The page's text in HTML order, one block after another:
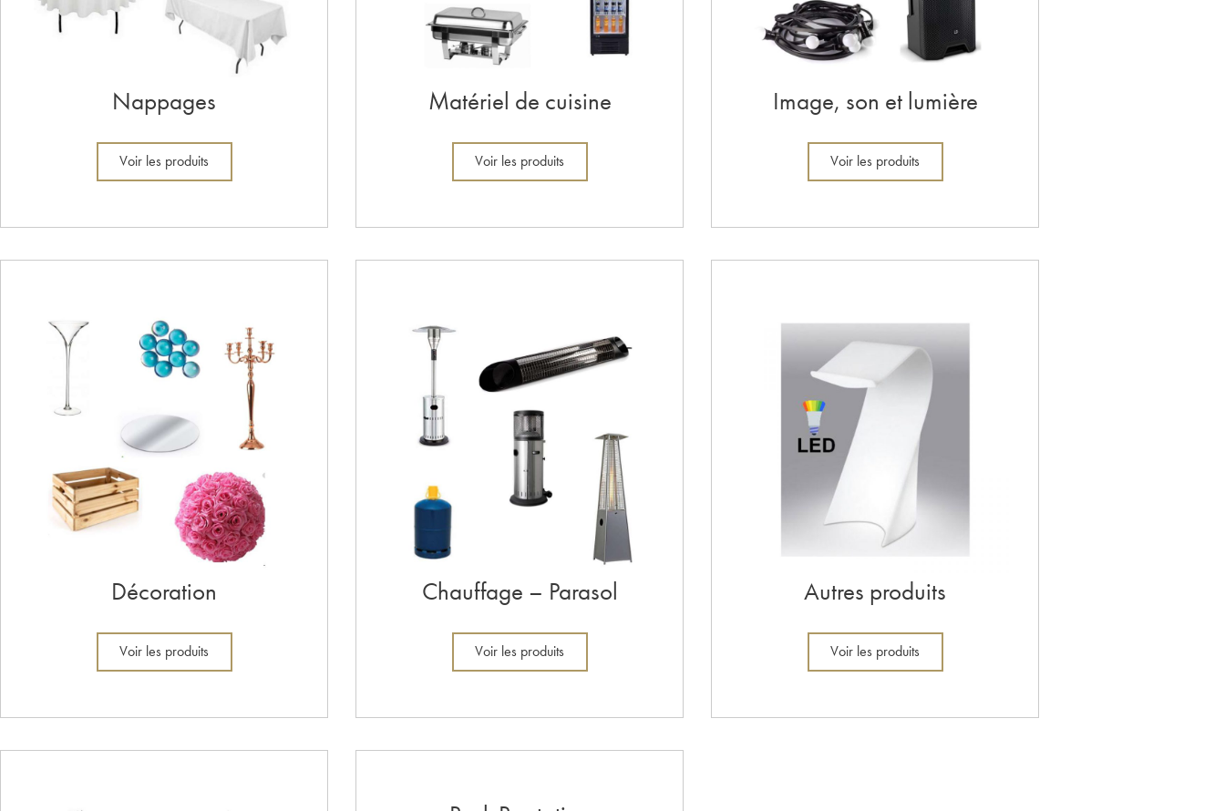
Nappages
Voir les produits
Matériel de cuisine
Voir les produits
Image, son et lumière
Voir les produits
Décoration
Voir les produits
Chauffage – Parasol
Voir les produits
Autres produits
Voir les produits